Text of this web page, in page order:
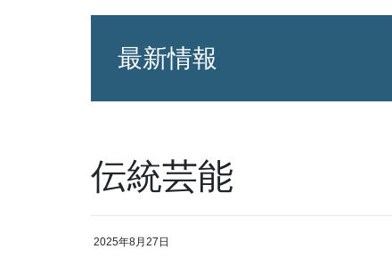
最新情報
伝統芸能
2025年8月27日